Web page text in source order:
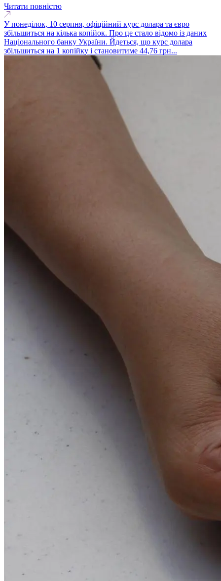
Читати повністю
У понеділок, 10 серпня, офіційний курс долара та євро
збільшиться на кілька копійок. Про це стало відомо із даних
Національного банку України. Йдеться, що курс долара
збільшиться на 1 копійку і становитиме 44,76 грн...